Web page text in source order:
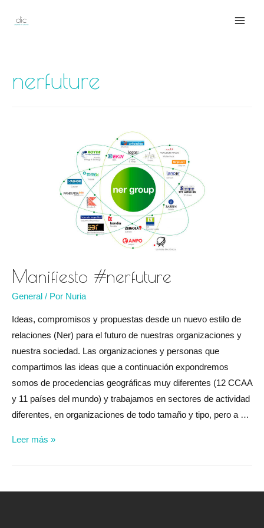
nerfuture
Manifiesto #nerfuture
General / Por Nuria
Ideas, compromisos y propuestas desde un nuevo estilo de
relaciones (Ner) para el futuro de nuestras organizaciones y
nuestra sociedad. Las organizaciones y personas que
compartimos las ideas que a continuación expondremos
somos de procedencias geográficas muy diferentes (12 CCAA
y 11 países del mundo) y trabajamos en sectores de actividad
diferentes, en organizaciones de todo tamaño y tipo, pero a …
Manifiesto
Leer más »